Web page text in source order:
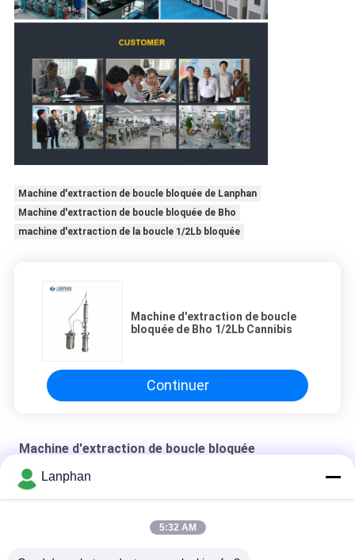
Machine d'extraction de boucle bloquée de Lanphan
Machine d'extraction de boucle bloquée de Bho
machine d'extraction de la boucle 1/2Lb bloquée
Machine d'extraction de boucle
bloquée de Bho 1/2Lb Cannibis
Continuer
Machine d'extraction de boucle bloquée
SS304 a fermé l'extraction Machiner de boucle
Lanphan
5:32 AM